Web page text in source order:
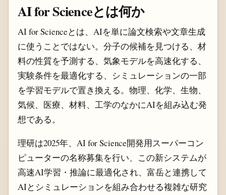
AI for Scienceとは何か
AI for Scienceとは、AIを単に論文検索や文章生成
に使うことではない。分子の候補を見つける、材
料の性質を予測する、気象モデルを高速化する、
実験条件を最適化する、シミュレーションの一部
を学習モデルで置き換える。物理、化学、生物、
気候、医療、材料、工学のなかにAIを組み込む発
想である。
理研は2025年、AI for Science開発用スーパーコン
ピューターの名称募集を行い、この新システムが
高速AI学習・推論に最適化され、富岳と連携して
AIとシミュレーションを組み合わせる複雑な研究